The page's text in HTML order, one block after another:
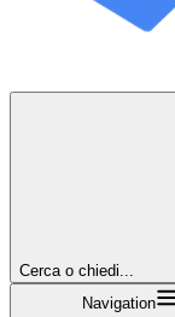
Cerca o chiedi...
Navigation